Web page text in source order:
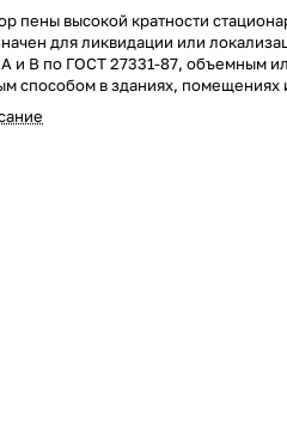
пены высокой кратности
для ликвидации или
А и В по ГОСТ 27331-87, объемным
способом в зданиях, помещениях
химической, нефтехимической,
промышленности, а